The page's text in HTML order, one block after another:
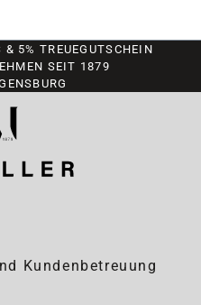
5% TREUEGUTSCHEIN
SEIT 1879
Kundenbetreuung